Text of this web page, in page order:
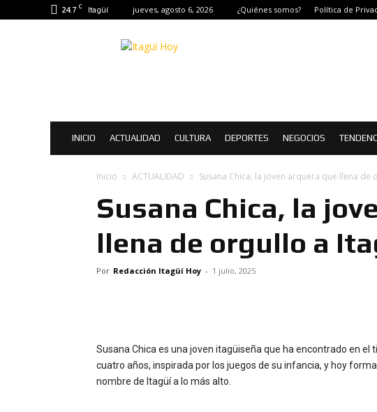
24.7 C Itagüí jueves, agosto 6, 2026 ¿Quiénes somos? Política de
Itagüí
INICIO ACTUALIDAD CULTURA DEPORTES NEGOCIOS
Inicio ACTUALIDAD Susana Chica, la joven arquera que llena de
Susana Chica, la
llena de orgullo a
Por Redacción Itagüí Hoy - 1 julio, 2025
Susana Chica es una joven itagüiseña que ha encontrado en el
cuatro años, inspirada por los juegos de su infancia, y hoy
nombre de Itagüí a lo más alto.